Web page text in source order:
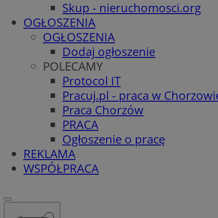
Skup - nieruchomosci.org
OGŁOSZENIA
OGŁOSZENIA
Dodaj ogłoszenie
POLECAMY
Protocol IT
Pracuj.pl - praca w
Praca Chorzów
PRACA
Ogłoszenie o pracę
REKLAMA
WSPÓŁPRACA